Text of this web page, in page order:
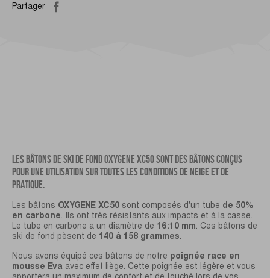
Partager
LES BÂTONS DE SKI DE FOND OXYGENE XC50 SONT DES BÂTONS CONÇUS
POUR UNE UTILISATION SUR TOUTES LES CONDITIONS DE NEIGE ET DE
PRATIQUE.
Les bâtons OXYGENE XC50 sont composés d'un tube de 50%
en carbone. Ils ont très résistants aux impacts et à la casse.
Le tube en carbone a un diamètre de 16:10 mm. Ces bâtons de
ski de fond pèsent de 140 à 158 grammes.
Nous avons équipé ces bâtons de notre poignée race en
mousse Eva avec effet liège. Cette poignée est légère et vous